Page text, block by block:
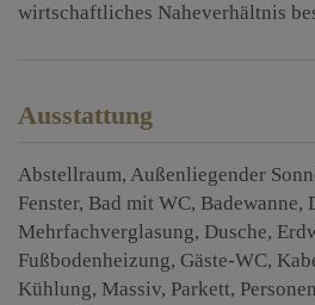
wirtschaftliches Naheverhältnis
Ausstattung
Abstellraum Außenliegender
Fenster Bad mit WC Badewanne
Mehrfachverglasung Dusche
Fußbodenheizung Gäste-WC
Kühlung Massiv Parkett